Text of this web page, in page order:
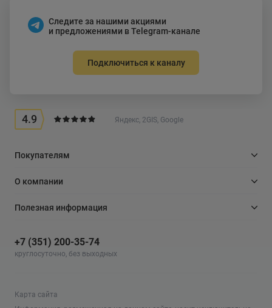
Следите за нашими акциями
и предложениями в Telegram-канале
Подключиться к каналу
4.9 Яндекс, 2GIS, Google
Покупателям
О компании
Полезная информация
+7 (351) 200-35-74
круглосуточно, без выходных
Карта сайта